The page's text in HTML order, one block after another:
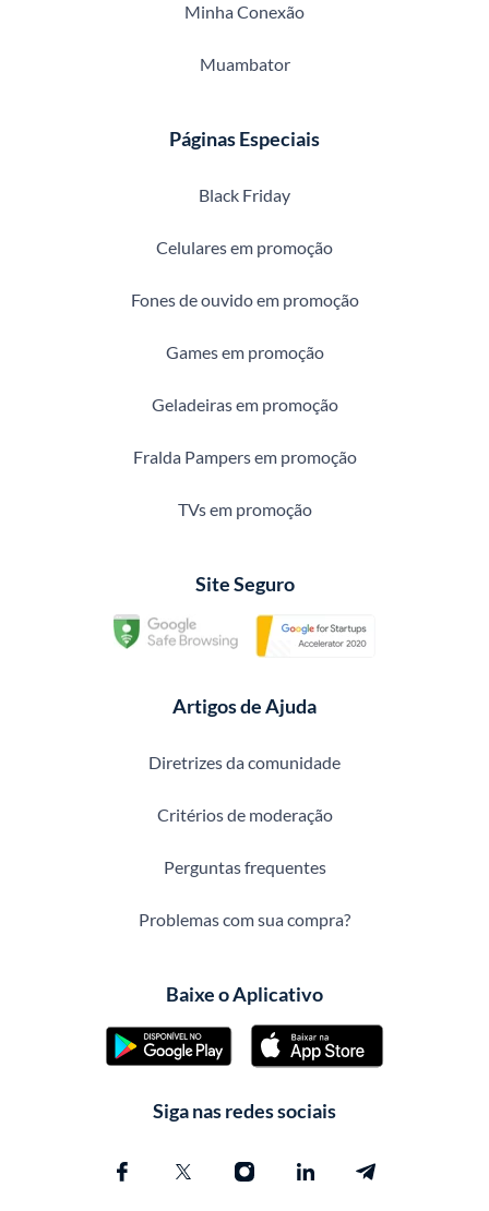
Minha Conexão
Muambator
Páginas Especiais
Black Friday
Celulares em promoção
Fones de ouvido em promoção
Games em promoção
Geladeiras em promoção
Fralda Pampers em promoção
TVs em promoção
Site Seguro
Artigos de Ajuda
Diretrizes da comunidade
Critérios de moderação
Perguntas frequentes
Problemas com sua compra?
Baixe o Aplicativo
Siga nas redes sociais